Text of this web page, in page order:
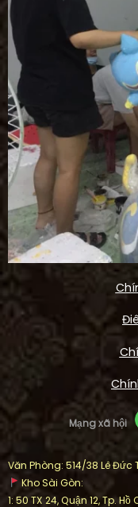
Mạng xã hội
Văn Phòng: 514/38 Lê Đức
Kho Sài Gòn:
1: 50 TX 24, Quận 12, Tp. Hồ